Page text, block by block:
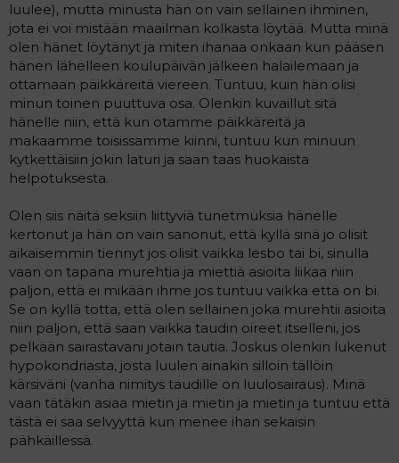
luulee), mutta minusta hän on vain sellainen ihminen,
jota ei voi mistään maailman kolkasta löytää. Mutta minä
olen hänet löytänyt ja miten ihanaa onkaan kun pääsen
hänen lähelleen koulupäivän jälkeen halailemaan ja
ottamaan päikkäreitä viereen. Tuntuu, kuin hän olisi
minun toinen puuttuva osa. Olenkin kuvaillut sitä
hänelle niin, että kun otamme päikkäreitä ja
makaamme toisissamme kiinni, tuntuu kun minuun
kytkettäisiin jokin laturi ja saan taas huokaista
helpotuksesta.
Olen siis näitä seksiin liittyviä tunetmuksia hänelle
kertonut ja hän on vain sanonut, että kyllä sinä jo olisit
aikaisemmin tiennyt jos olisit vaikka lesbo tai bi, sinulla
vaan on tapana murehtia ja miettiä asioita liikaa niin
paljon, että ei mikään ihme jos tuntuu vaikka että on bi.
Se on kyllä totta, että olen sellainen joka murehtii asioita
niin paljon, että saan vaikka taudin oireet itselleni, jos
pelkään sairastavani jotain tautia. Joskus olenkin lukenut
hypokondriasta, josta luulen ainakin silloin tällöin
kärsiväni (vanha nimitys taudille on luulosairaus). Minä
vaan tätäkin asiaa mietin ja mietin ja mietin ja tuntuu että
tästä ei saa selvyyttä kun menee ihan sekaisin
pähkäillessä.